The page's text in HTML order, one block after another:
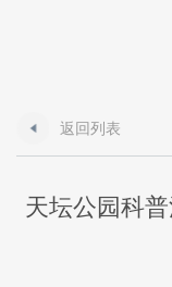
返回列表
天坛公园科